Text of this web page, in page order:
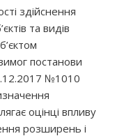
здійснення
та видів
постанови
№1010
оцінці впливу
розширень і